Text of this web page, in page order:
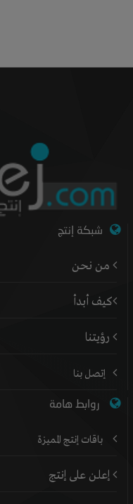
شبكة إنتج
من نحن
كيف أبدأ
رؤيتنا
إتصل بنا
روابط هامة
باقات إنتج المميزة
إعلن على إنتج